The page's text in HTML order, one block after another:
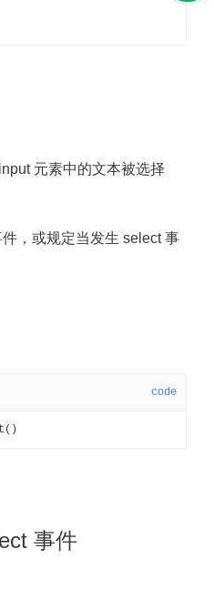
元素中的文本被选择
，或规定当发生 select 事
code
事件